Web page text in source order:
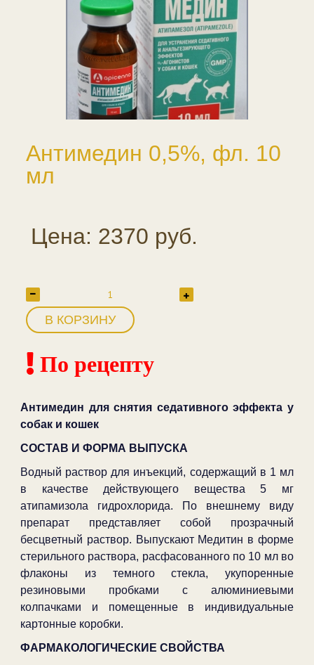
Антимедин 0,5%, фл. 10
мл
Цена: 2370 руб.
В КОРЗИНУ
По рецепту
Антимедин для снятия седативного эффекта у
собак и кошек
СОСТАВ И ФОРМА ВЫПУСКА
Водный раствор для инъекций, содержащий в 1 мл
в качестве действующего вещества 5 мг
атипамизола гидрохлорида. По внешнему виду
препарат представляет собой прозрачный
бесцветный раствор. Выпускают Медитин в форме
стерильного раствора, расфасованного по 10 мл во
флаконы из темного стекла, укупоренные
резиновыми пробками с алюминиевыми
колпачками и помещенные в индивидуальные
картонные коробки.
ФАРМАКОЛОГИЧЕСКИЕ СВОЙСТВА